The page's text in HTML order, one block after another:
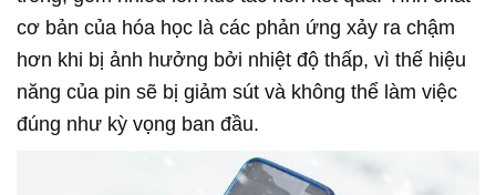
cơ bản của hóa học là các phản ứng xảy ra chậm
hơn khi bị ảnh hưởng bởi nhiệt độ thấp, vì thế hiệu
năng của pin sẽ bị giảm sút và không thể làm việc
đúng như kỳ vọng ban đầu.